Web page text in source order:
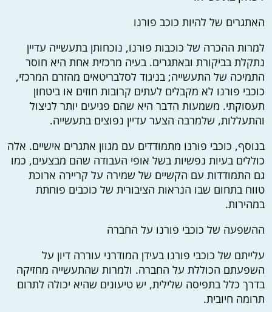
האתגרים של להיות כוכב פורנו
למרות ההכרה של כוכבות פורנו, נוכחותן בתעשייה עדיין
נתקלת בביקורת ובאתגרים. בעיה מרכזית אחת היא חוסר
התמיכה של התעשייה; בניגוד לסלבריטאים מהזרם המרכזי,
כוכבי פורנו לא מקבלים לעתים קרובות חוזים או ביטחון
תעסוקתי. משמעות הדבר היא שהם פגיעים יותר לניצול
והתעללות, שלמרבה הצער עדיין נפוצים בתעשייה.
בנוסף, כוכבי פורנו מתמודדים עם מגוון אתגרים אישיים. אלה
כוללים בעיות נפשיות בשל אופי העבודה שהם מבצעים, כמו
גם התמודדות עם הקשיים של שמירה על קריירה ארוכת
טווח בתחום שבו הנראות הציבורית של כוכבים פוחתת
במהירות.
ההשפעה של כוכבי פורנו על החברה
עלייתם של כוכבי פורנו בעידן המודרני עוררה דיון על
השפעתם הכוללת על החברה. ולמרות שהתעשייה מחזיקה
בדרך כלל בתפיסה שלילית, יש טיעונים שהיא יכולה לתרום
תרומה חיובית.